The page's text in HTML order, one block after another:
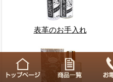
表革のお手入れ